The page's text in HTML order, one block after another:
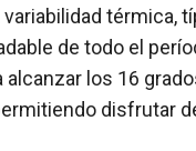
de todo el
los 16
disfrutar